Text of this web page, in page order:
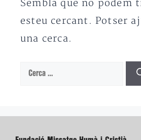
Sembla que no podem
esteu cercant. Potser
una cerca.
Cerca: